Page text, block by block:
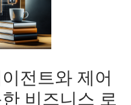
전트와 제어
비즈니스 로